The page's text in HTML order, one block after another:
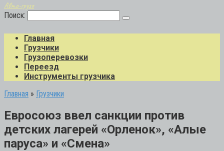
Авто-грузо
Поиск:
Главная
Грузчики
Грузоперевозки
Переезд
Инструменты грузчика
Главная » Грузчики
Евросоюз ввел санкции против
детских лагерей «Орленок», «Алые
паруса» и «Смена»